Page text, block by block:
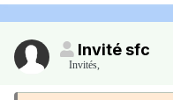
Invité sfc
Invités,